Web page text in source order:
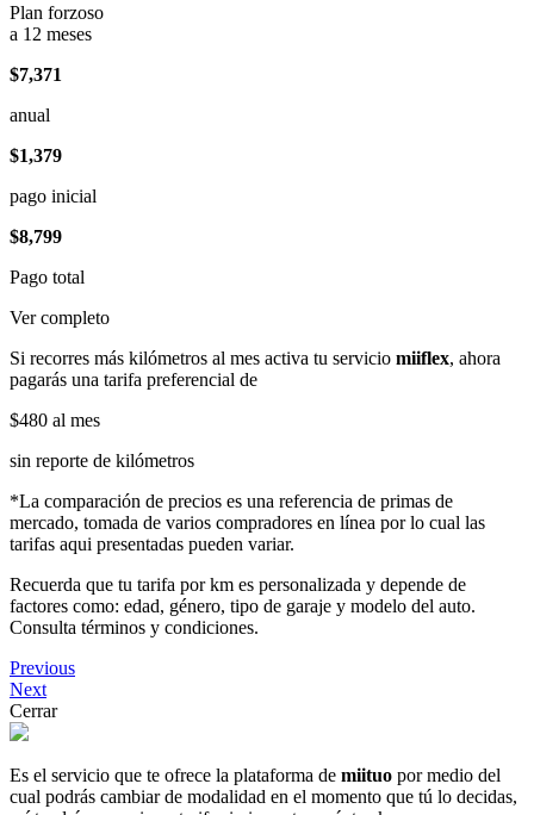
Plan forzoso
a 12 meses
$7,371
anual
$1,379
pago inicial
$8,799
Pago total
Ver completo
Si recorres más kilómetros al mes activa tu servicio miiflex, ahora
pagarás una tarifa preferencial de
$480 al mes
sin reporte de kilómetros
*La comparación de precios es una referencia de primas de
mercado, tomada de varios compradores en línea por lo cual las
tarifas aqui presentadas pueden variar.
Recuerda que tu tarifa por km es personalizada y depende de
factores como: edad, género, tipo de garaje y modelo del auto.
Consulta términos y condiciones.
Previous
Next
Cerrar
Es el servicio que te ofrece la plataforma de miituo por medio del
cual podrás cambiar de modalidad en el momento que tú lo decidas,